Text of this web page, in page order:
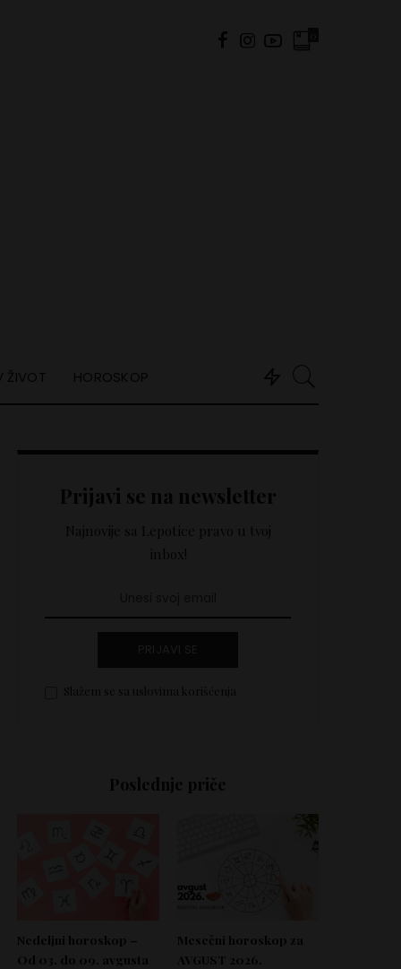
ŽIVOT HOROSKOP
Prijavi se na newsletter
Najnovije sa Lepotice pravo u tvoj
inbox!
Slažem se sa uslovima korišćenja
Poslednje priče
Nedeljni horoskop –
Od 03. do 09. avgusta
Mesečni horoskop za
AVGUST 2026.